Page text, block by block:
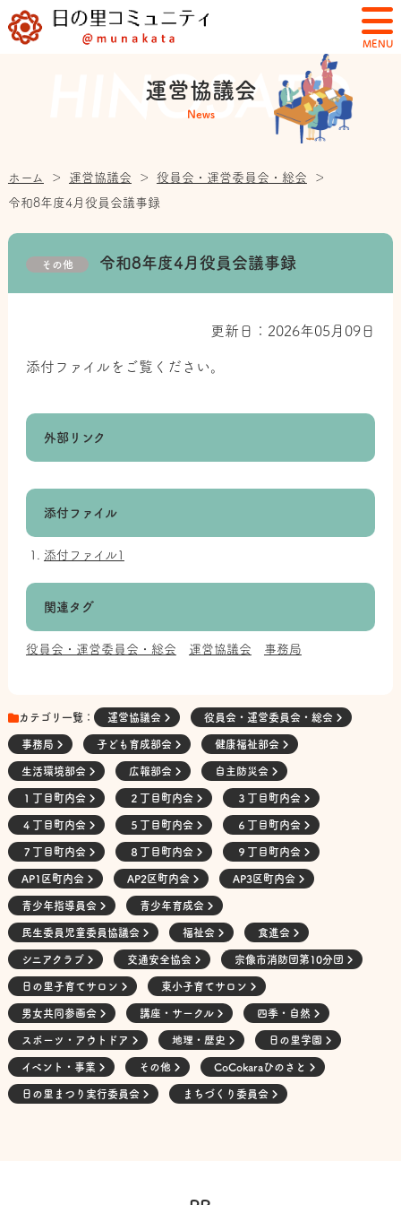
MENU
運営協議会
News
ホーム ＞ 運営協議会 ＞ 役員会・運営委員会・総会
＞
令和8年度4月役員会議事録
その他 令和8年度4月役員会議事録
更新日：2026年05月09日
添付ファイルをご覧ください。
外部リンク
添付ファイル
添付ファイル1
関連タグ
役員会・運営委員会・総会 運営協議会 事務局
カテゴリ一覧： 運営協議会 役員会・運営委員会・総会
事務局 子ども育成部会 健康福祉部会
生活環境部会 広報部会 自主防災会
１丁目町内会 ２丁目町内会 ３丁目町内会
４丁目町内会 ５丁目町内会 ６丁目町内会
７丁目町内会 ８丁目町内会 ９丁目町内会
AP1区町内会 AP2区町内会 AP3区町内会
青少年指導員会 青少年育成会
民生委員児童委員協議会 福祉会 食進会
シニアクラブ 交通安全協会 宗像市消防団第10分団
日の里子育てサロン 東小子育てサロン
男女共同参画会 講座・サークル 四季・自然
スポーツ・アウトドア 地理・歴史 日の里学園
イベント・事業 その他 CoCokaraひのさと
日の里まつり実行委員会 まちづくり委員会